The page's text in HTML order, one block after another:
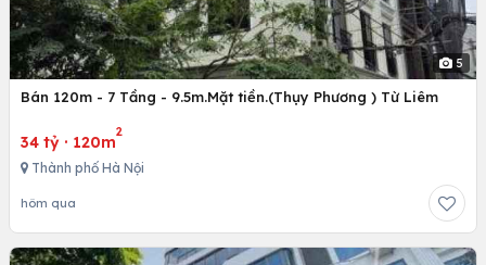
5
Bán 120m - 7 Tầng - 9.5m.Mặt tiền.(Thụy Phương ) Từ Liêm
34 tỷ · 120m
2
Thành phố Hà Nội
hôm qua